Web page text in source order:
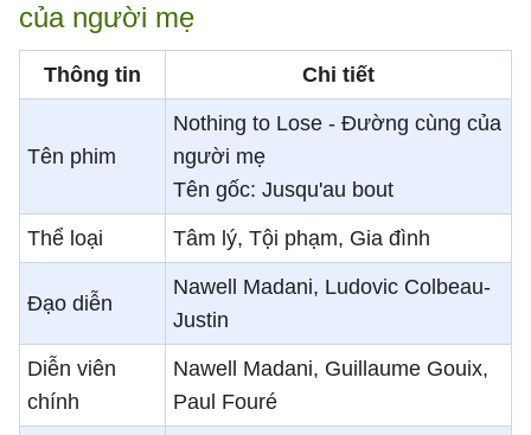
của người mẹ
Thông tin Chi tiết
Tên phim
Nothing to Lose - Đường cùng của
người mẹ
Tên gốc: Jusqu'au bout
Thể loại Tâm lý, Tội phạm, Gia đình
Đạo diễn
Nawell Madani, Ludovic Colbeau-
Justin
Diễn viên
chính
Nawell Madani, Guillaume Gouix,
Paul Fouré